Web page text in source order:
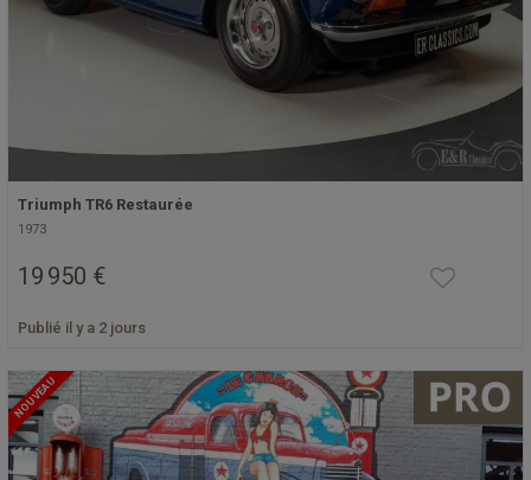
Triumph TR6 Restaurée
1973
19 950 €
Publié il y a 2 jours
NOUVEAU